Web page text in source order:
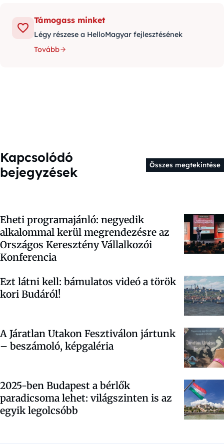
Támogass minket
Légy részese a HelloMagyar fejlesztésének
Tovább
Kapcsolódó
bejegyzések
Összes megtekintése
Eheti programajánló: negyedik
alkalommal kerül megrendezésre az
Országos Keresztény Vállalkozói
Konferencia
Ezt látni kell: bámulatos videó a török
kori Budáról!
A Járatlan Utakon Fesztiválon jártunk
– beszámoló, képgaléria
2025-ben Budapest a bérlők
paradicsoma lehet: világszinten is az
egyik legolcsóbb